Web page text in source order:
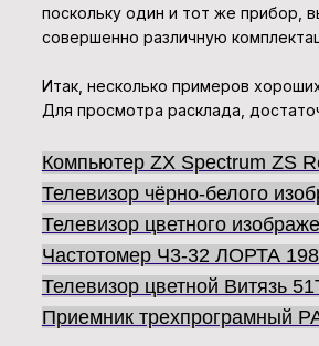
поскольку один и тот же прибор,
совершенно различную
Итак, несколько примеров
Для просмотра расклада,
Компьютер ZX Spectrum ZS
Телевизор чёрно-белого
Телевизор цветного
Частотомер Ч3-32 ЛОРТА
Телевизор цветной Витязь
Приемник трехпрограмный